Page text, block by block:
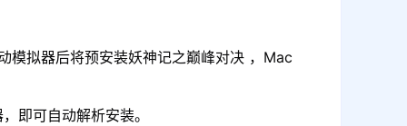
模拟器后将预安装妖神记之巅峰对决 ，Mac
即可自动解析安装。